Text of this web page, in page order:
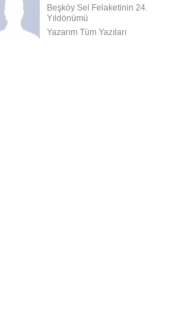
Beşköy Sel Felaketinin 24.
Yıldönümü
Yazarım Tüm Yazıları